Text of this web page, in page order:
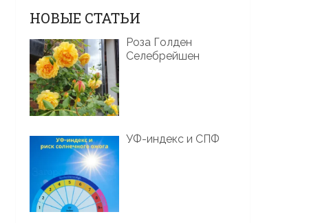
НОВЫЕ СТАТЬИ
Роза Голден
Селебрейшен
УФ-индекс и СПФ